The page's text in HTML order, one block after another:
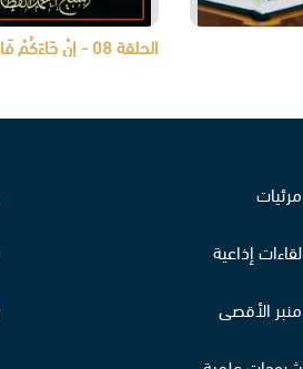
الحلقة 08 - إِنْ جَاءَكُمْ فَاسِقٌ بِنَبَإٍ فَتَبَيَّنُوا
مرئيات
لقاءات إذاعية
منبر الأقصى